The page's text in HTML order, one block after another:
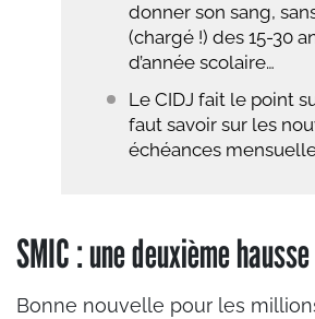
donner son sang,
(chargé !) des 15-30
d’année scolaire…
Le CIDJ fait le point
faut savoir sur les
échéances
SMIC : une deuxième
Bonne nouvelle pour les